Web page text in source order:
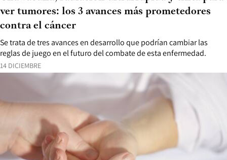
14 DICIEMBRE
Se trata de tres avances en desarrollo que podrían cambiar las
reglas de juego en el futuro del combate de esta enfermedad.
ver tumores: los 3 avances más prometedores
contra el cáncer